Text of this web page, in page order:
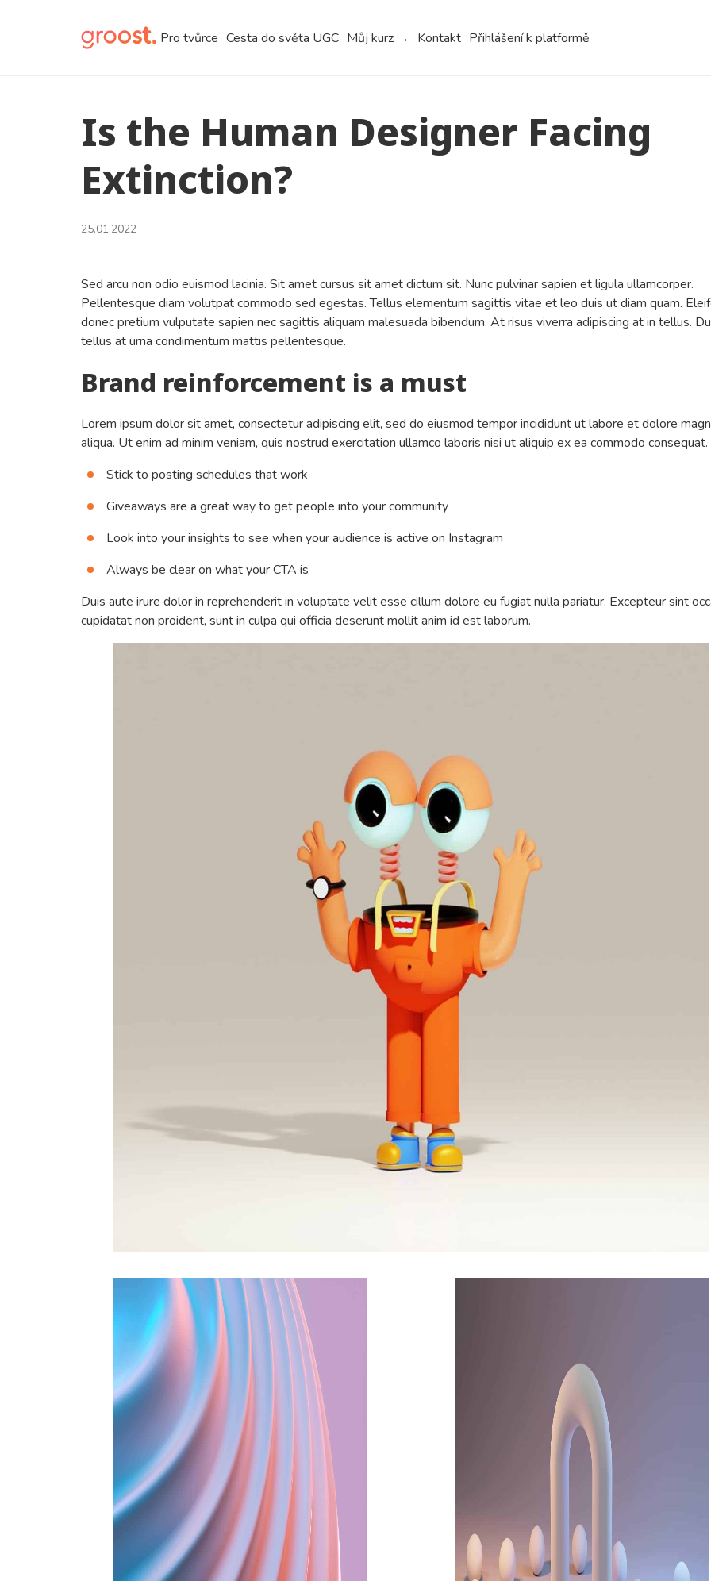
Pro tvůrce Cesta do světa UGC Můj kurz → Kontakt Přihlášení k platformě
Is the Human Designer Facing
Extinction?
25.01.2022
Sed arcu non odio euismod lacinia. Sit amet cursus sit amet dictum sit. Nunc pulvinar sapien et ligula ullamcorper.
Pellentesque diam volutpat commodo sed egestas. Tellus elementum sagittis vitae et leo duis ut diam quam.
donec pretium vulputate sapien nec sagittis aliquam malesuada bibendum. At risus viverra adipiscing at in tellus.
tellus at urna condimentum mattis pellentesque.
Brand reinforcement is a must
Lorem ipsum dolor sit amet, consectetur adipiscing elit, sed do eiusmod tempor incididunt ut labore et dolore
aliqua. Ut enim ad minim veniam, quis nostrud exercitation ullamco laboris nisi ut aliquip ex ea commodo consequat.
Stick to posting schedules that work
Giveaways are a great way to get people into your community
Look into your insights to see when your audience is active on Instagram
Always be clear on what your CTA is
Duis aute irure dolor in reprehenderit in voluptate velit esse cillum dolore eu fugiat nulla pariatur. Excepteur sint
cupidatat non proident, sunt in culpa qui officia deserunt mollit anim id est laborum.